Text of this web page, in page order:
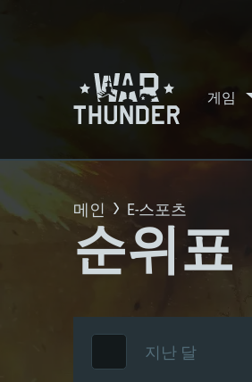
게임
메인 E-스포츠
순위표
지난 달